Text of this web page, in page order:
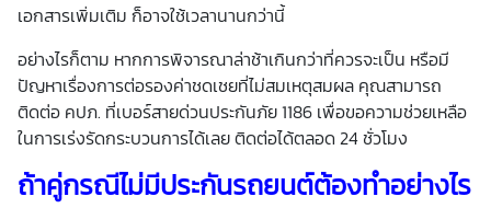
เอกสารเพิ่มเติม ก็อาจใช้เวลานานกว่านี้
อย่างไรก็ตาม หากการพิจารณาล่าช้าเกินกว่าที่ควรจะเป็น หรือมี
ปัญหาเรื่องการต่อรองค่าชดเชยที่ไม่สมเหตุสมผล คุณสามารถ
ติดต่อ คปภ. ที่เบอร์สายด่วนประกันภัย 1186 เพื่อขอความช่วยเหลือ
ในการเร่งรัดกระบวนการได้เลย ติดต่อได้ตลอด 24 ชั่วโมง
ถ้าคู่กรณีไม่มีประกันรถยนต์ต้องทำอย่างไร